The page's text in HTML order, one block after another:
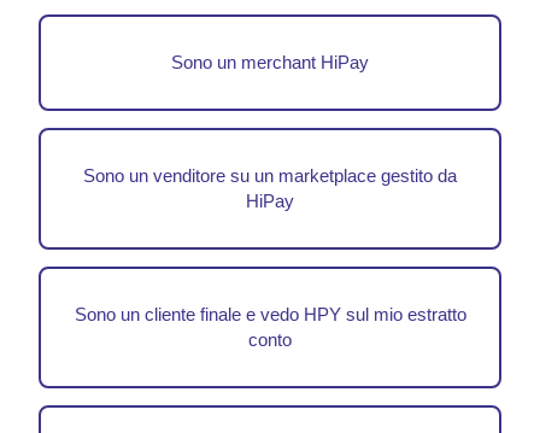
Sono un merchant HiPay
Sono un venditore su un marketplace gestito da
HiPay
Sono un cliente finale e vedo HPY sul mio estratto
conto